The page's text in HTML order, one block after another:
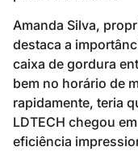
Amanda Silva,
destaca a
caixa de gordura
bem no horário de
rapidamente, teria
LDTECH chegou
eficiência